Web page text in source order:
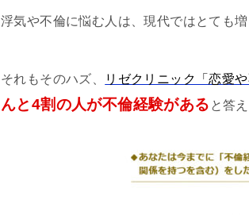
浮気や不倫に悩む人は、現代ではとても
それもそのハズ、 リゼクリニック「恋愛
んと4割の人が不倫経験がある と答